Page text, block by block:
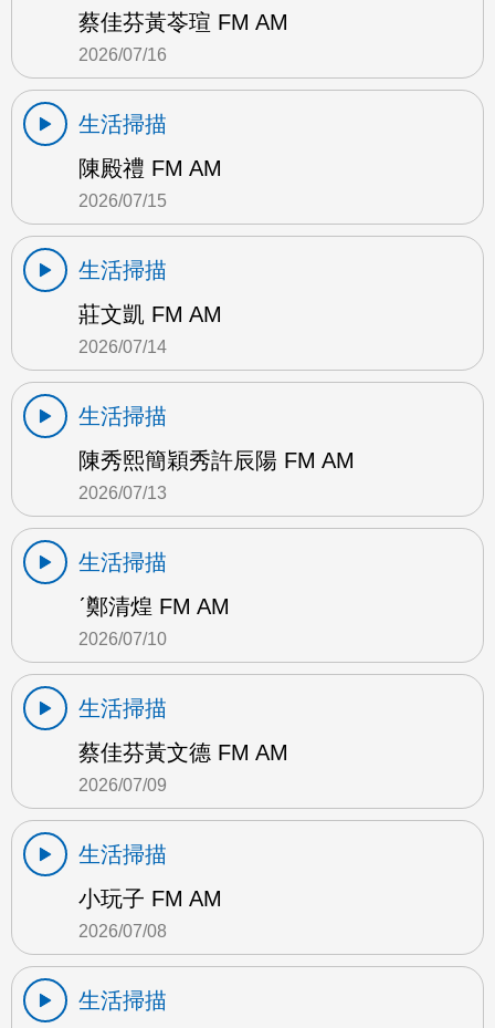
蔡佳芬黃苓瑄 FM AM
2026/07/16
生活掃描
陳殿禮 FM AM
2026/07/15
生活掃描
莊文凱 FM AM
2026/07/14
生活掃描
陳秀熙簡穎秀許辰陽 FM AM
2026/07/13
生活掃描
ˊ鄭清煌 FM AM
2026/07/10
生活掃描
蔡佳芬黃文德 FM AM
2026/07/09
生活掃描
小玩子 FM AM
2026/07/08
生活掃描